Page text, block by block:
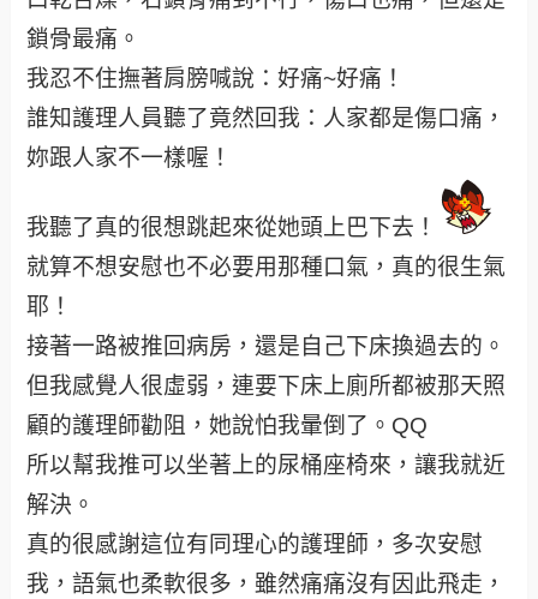
鎖骨最痛。
我忍不住撫著肩膀喊說：好痛~好痛！
誰知護理人員聽了竟然回我：人家都是傷口痛，
妳跟人家不一樣喔！
我聽了真的很想跳起來從她頭上巴下去！
就算不想安慰也不必要用那種口氣，真的很生氣
耶！
接著一路被推回病房，還是自己下床換過去的。
但我感覺人很虛弱，連要下床上廁所都被那天照
顧的護理師勸阻，她說怕我暈倒了。QQ
所以幫我推可以坐著上的尿桶座椅來，讓我就近
解決。
真的很感謝這位有同理心的護理師，多次安慰
我，語氣也柔軟很多，雖然痛痛沒有因此飛走，